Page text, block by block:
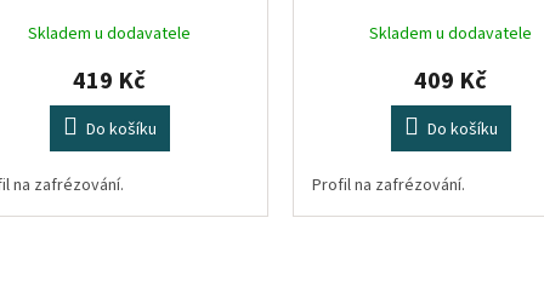
Skladem u dodavatele
419 Kč
Do košíku
na zafrézování.
Skladem u dodavatele
409 Kč
Do košíku
Profil na zafrézování.